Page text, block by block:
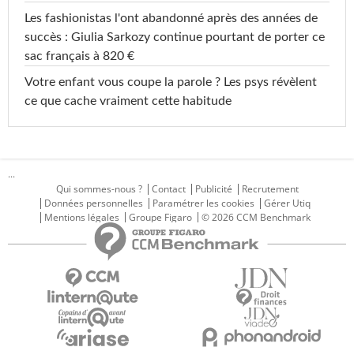
Les fashionistas l'ont abandonné après des années de
succès : Giulia Sarkozy continue pourtant de porter ce
sac français à 820 €
Votre enfant vous coupe la parole ? Les psys révèlent
ce que cache vraiment cette habitude
...
Qui sommes-nous ?
Contact Publicité
Recrutement
Données personnelles
Paramétrer les cookies
Gérer Utiq
Mentions légales
Groupe Figaro © 2026 CCM Benchmark